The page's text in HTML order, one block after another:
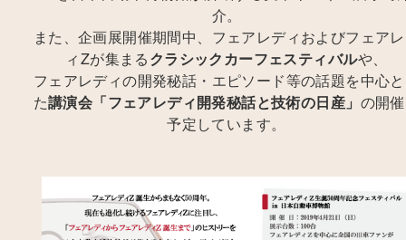
介。
また、企画展開催期間中、フェアレディおよびフェア
ィZが集まるクラシックカーフェスティバルや、
フェアレディの開発秘話・エピソード等の話題を中心
た講演会「フェアレディ開発秘話と技術の日産」 の開
予定しています。